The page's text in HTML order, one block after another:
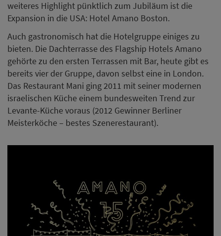
weiteres Highlight pünktlich zum Jubiläum ist die
Expansion in die USA: Hotel Amano Boston.
Auch gastronomisch hat die Hotelgruppe einiges zu
bieten. Die Dachterrasse des Flagship Hotels Amano
gehörte zu den ersten Terrassen mit Bar, heute gibt es
bereits vier der Gruppe, davon selbst eine in London.
Das Restaurant Mani ging 2011 mit seiner modernen
israelischen Küche einem bundesweiten Trend zur
Levante-Küche voraus (2012 Gewinner Berliner
Meisterköche – bestes Szenerestaurant).